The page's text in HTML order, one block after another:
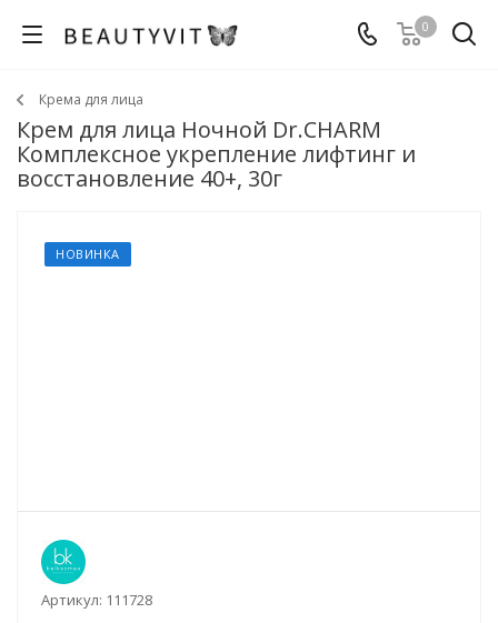
0
Крема для лица
Крем для лица Ночной Dr.CHARM
Комплексное укрепление лифтинг и
восстановление 40+, 30г
НОВИНКА
Артикул: 111728